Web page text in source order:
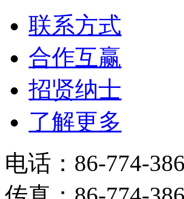
联系方式
合作互赢
招贤纳士
了解更多
电话：86-774-